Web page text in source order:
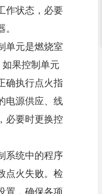
作状态，必要
单元是燃烧室
如果控制单元
确执行点火指
电源供应、线
必要时更换控
系统中的程序
点火失败。检
置，确保各项